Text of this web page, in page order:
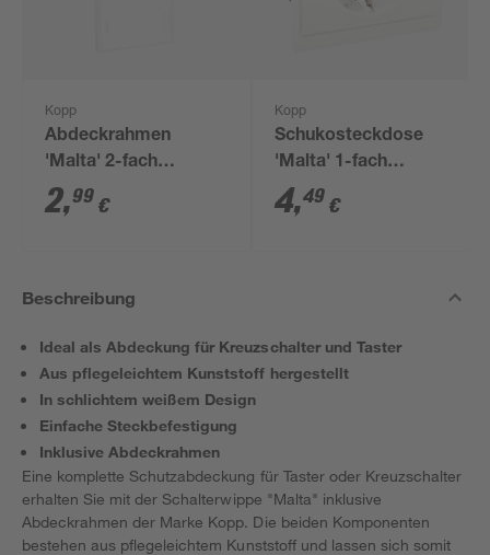
Kopp
Abdeckrahmen
'Malta' 2-fach
arktisweiß
2,99 €
Kopp
Schukosteckdose
'Malta' 1-fach
arktisweiß
4,49 €
Beschreibung
Ideal als Abdeckung für Kreuzschalter und Taster
Aus pflegeleichtem Kunststoff hergestellt
In schlichtem weißem Design
Einfache Steckbefestigung
Inklusive Abdeckrahmen
Eine komplette Schutzabdeckung für Taster oder Kreuzschalter
erhalten Sie mit der Schalterwippe "Malta" inklusive
Abdeckrahmen der Marke Kopp. Die beiden Komponenten
bestehen aus pflegeleichtem Kunststoff und lassen sich somit